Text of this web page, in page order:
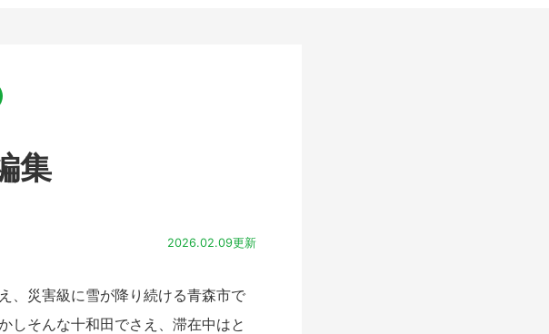
集
2026.02.09更新
、災害級に雪が降り続ける青森市で
しそんな十和田でさえ、滞在中はと